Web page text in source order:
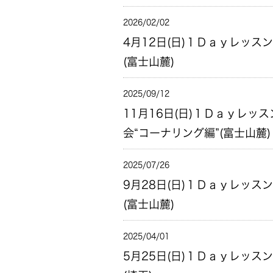
2026/02/02
4月12日(日)１Ｄａｙレッス
(富士山麓)
2025/09/12
11月16日(日)１Ｄａｙレッス
会“コーナリング編”(富士山麓)
2025/07/26
9月28日(日)１Ｄａｙレッス
(富士山麓)
2025/04/01
5月25日(日)１Ｄａｙレッス